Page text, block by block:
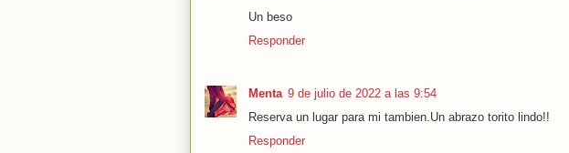
Un beso
Responder
Menta 9 de julio de 2022 a las 9:54
Reserva un lugar para mi tambien.Un abrazo torito lindo!!
Responder